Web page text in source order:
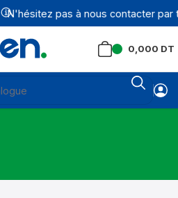
N'hésitez pas à nous contacter par
0,000 DT